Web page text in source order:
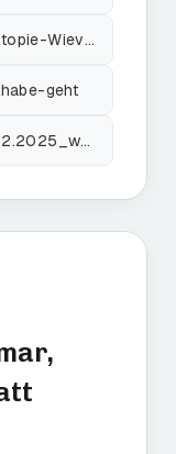
Handout-Vortrag-2-Jahre-Utopie-Wieviel-Teilhabe-geht_Jakobs_Klein-1
geht
Flyer-ProQua-Online-FK-4.12.2025_web